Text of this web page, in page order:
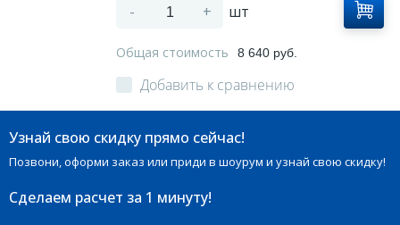
- + шт
Общая стоимость 8 640 руб.
Добавить к сравнению
Узнай свою скидку прямо сейчас!
Позвони, оформи заказ или приди в шоурум и узнай свою скидку!
Сделаем расчет за 1 минуту!